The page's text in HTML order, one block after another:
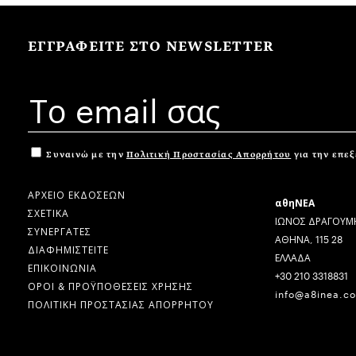
ΕΓΓΡΑΦΕΙΤΕ ΣΤΟ NEWSLETTER
Συναινώ με την Πολιτική Προστασίας Απορρήτου για την
ΑΡΧΕΙΟ ΕΚΔΟΣΕΩΝ
ΣΧΕΤΙΚΑ
ΣΥΝΕΡΓΑΤΕΣ
ΔΙΑΦΗΜΙΣΤΕΙΤΕ
ΕΠΙΚΟΙΝΩΝΙΑ
ΟΡΟΙ & ΠΡΟΫΠΟΘΕΣΕΙΣ ΧΡΗΣΗΣ
ΠΟΛΙΤΙΚΗ ΠΡΟΣΤΑΣΙΑΣ ΑΠΟΡΡΗΤΟΥ
αθηΝΕΑ
ΙΩΝΟΣ
ΑΘΗΝΑ, 115 28
ΕΛΛΑΔΑ
+30 210 3318831